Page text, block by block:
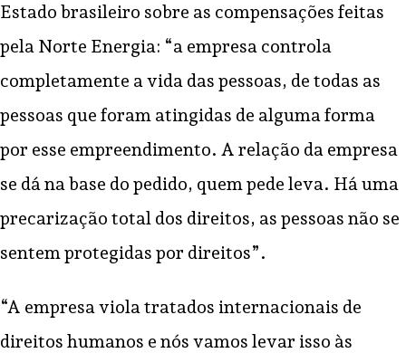
Estado brasileiro sobre as compensações feitas
pela Norte Energia: “a empresa controla
completamente a vida das pessoas, de todas as
pessoas que foram atingidas de alguma forma
por esse empreendimento. A relação da empresa
se dá na base do pedido, quem pede leva. Há uma
precarização total dos direitos, as pessoas não se
sentem protegidas por direitos”.
“A empresa viola tratados internacionais de
direitos humanos e nós vamos levar isso às